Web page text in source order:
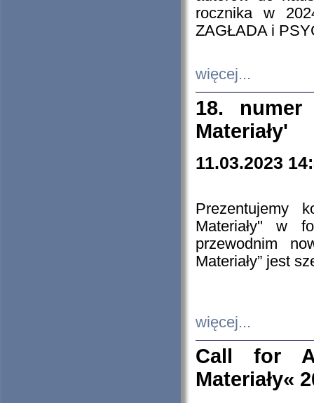
rocznika w
ZAGŁADA i
więcej...
18. numer
Materiały'
11.03.2023
Prezentujemy
Materiały" w
przewodnim
Materiały” jest
więcej...
Call for
Materiały«